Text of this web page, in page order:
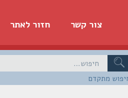
חזור לאתר צור קשר
מתקדם